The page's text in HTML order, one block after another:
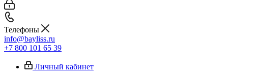
Телефоны
info@bayliss.ru
+7 800 101 65 39
Личный кабинет